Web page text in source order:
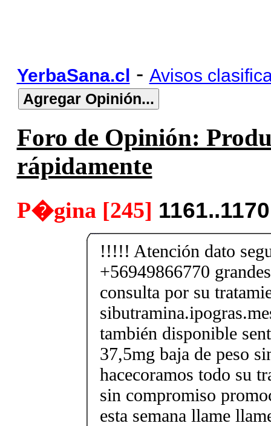
YerbaSana.cl - Avisos
Foro de Opinión:
rápidamente
P�gina [245]
!!!!! Atención dato
+56949866770
consulta por su
también disponible
37,5mg baja de peso
hacecoramos todo su
sin compromiso
esta semana llame